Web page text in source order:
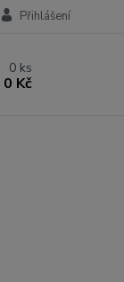
Přihlášení
0 ks
0 Kč